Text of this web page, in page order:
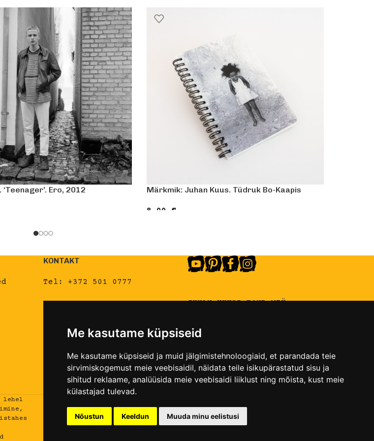
Me kasutame küpsiseid
Me kasutame küpsiseid ja muid jälgimistehnoloogiaid, et parandada teie
sirvimiskogemust meie veebisaidil, näidata teile isikupärastatud sisu ja
sihitud reklaame, analüüsida meie veebisaidi liiklust ning mõista, kust meie
külastajad tulevad.
Nõustun Keeldun Muuda minu eelistusi
‘Teenager’. Ero, 2012 Märkmik: Juhan Kuus. Tüdruk Bo-Kaapis
8.00 €
KONTAKT
Tel: +372 501 0777
Dokfoto Keskuse pood ja
näitusesaal:
Telliskivi 60a/5, Tallinn
dokfoto.ee
JUHAN KUUSI FOND MTÜ
Tuuleveski 24a,
Tallinn, 10618
lehel